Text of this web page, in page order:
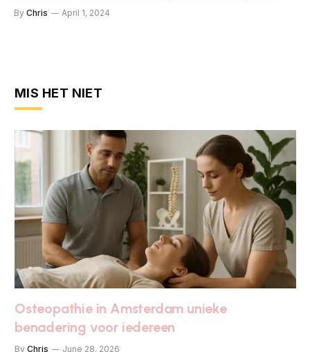
By Chris April 1, 2024
MIS HET NIET
Osteopathie in Amsterdam unieke
benadering voor iedereen
By Chris June 28, 2026